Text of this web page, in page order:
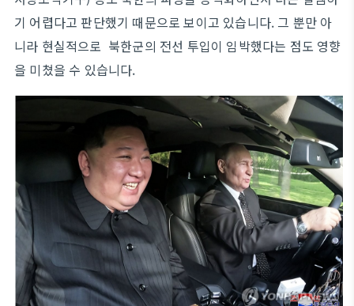
기 어렵다고 판단했기 때문으로 보이고 있습니다. 그 뿐만 아
니라 현실적으로 북한군의 전선 투입이 임박했다는 점도 영향
을 미쳤을 수 있습니다.